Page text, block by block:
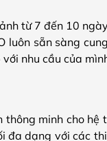
từ 7 đến 10
luôn sẵn sàng
nhu cầu của
minh cho hệ
đa dạng với các